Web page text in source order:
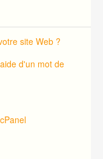
site Web ?
d'un mot de